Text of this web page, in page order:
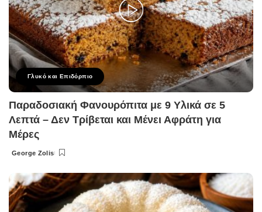
Γλυκό και Επιδόρπιο
Παραδοσιακή Φανουρόπιτα με 9 Υλικά σε 5
Λεπτά – Δεν Τρίβεται και Μένει Αφράτη για
Μέρες
Posted
George Zolis